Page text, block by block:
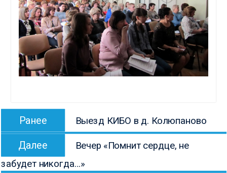
Навигация
записям
Ранее
запись:
Выезд КИБО в д. Колюпаново
Далее
запись:
Вечер «Помнит сердце, не
забудет никогда…»